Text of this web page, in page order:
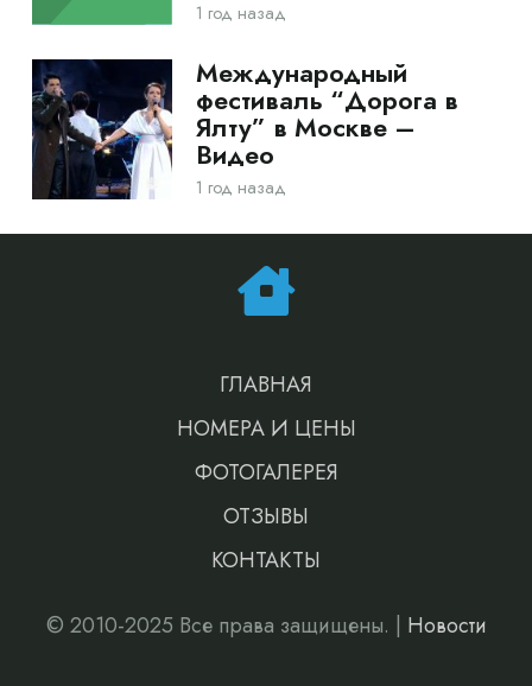
1 год назад
Международный
фестиваль “Дорога в
Ялту” в Москве –
Видео
1 год назад
ГЛАВНАЯ
НОМЕРА И ЦЕНЫ
ФОТОГАЛЕРЕЯ
ОТЗЫВЫ
КОНТАКТЫ
© 2010-2025 Все права защищены. | Новости